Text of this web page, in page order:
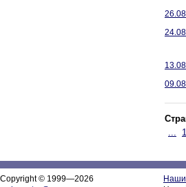
...
Copyright © 1999—2026
Наши